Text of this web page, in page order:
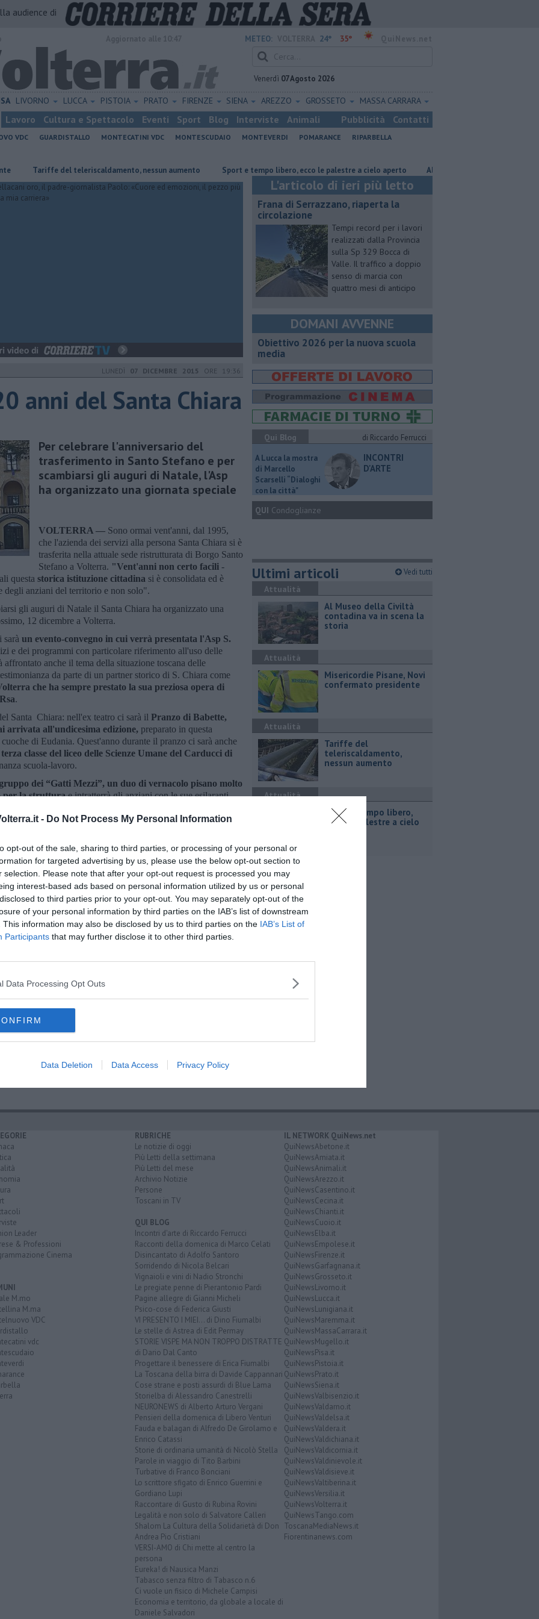
- Do Not Process My Personal Information
opt-out of the sale, sharing to third parties, or processing of your personal or
for targeted advertising by us, please use the below opt-out section to
selection. Please note that after your opt-out request is processed you may
interest-based ads based on personal information utilized by us or personal
to third parties prior to your opt-out. You may separately opt-out of the
of your personal information by third parties on the IAB’s list of downstream
This information may also be disclosed by us to third parties on the IAB’s List of
Participants that may further disclose it to other third parties.
Data Processing Opt Outs
Data Deletion Data Access Privacy Policy
audience di
METEO: 24° 35°
Venerdì 07 Agosto 2026
LIVORNO LUCCA PISTOIA PRATO FIRENZE SIENA AREZZO GROSSETO MASSA CARRARA
Lavoro Cultura e Spettacolo Eventi Sport Blog Interviste Animali Pubblicità Contatti
VDC GUARDISTALLO MONTECATINI VDC MONTESCUDAIO MONTEVERDI POMARANCE
RIPARBELLA
Tariffe del teleriscaldamento, nessun aumento Sport e tempo libero, ecco le palestre a cielo aperto Al Museo della Civiltà contadina va in
LUNEDÌ 07 DICEMBRE 2015 ORE 19:36
anni del Santa Chiara
Per celebrare l'anniversario del
trasferimento in Santo Stefano e per
scambiarsi gli auguri di Natale, l'Asp
ha organizzato una giornata speciale
VOLTERRA — Sono ormai vent'anni, dal 1995,
che l'azienda dei servizi alla persona Santa Chiara si è
trasferita nella attuale sede ristrutturata di Borgo Santo
Stefano a Volterra. "Vent'anni non certo facili -
questa storica istituzione cittadina si è consolidata ed è
degli anziani del territorio e non solo".
gli auguri di Natale il Santa Chiara ha organizzato una
12 dicembre a Volterra.
sarà un evento-convegno in cui verrà presentata l'Asp S.
e dei programmi con particolare riferimento all'uso delle
affrontato anche il tema della situazione toscana delle
da parte di un partner storico di S. Chiara come
che ha sempre prestato la sua preziosa opera di
.
Santa Chiara: nell'ex teatro ci sarà il Pranzo di Babette,
arrivata all'undicesima edizione, preparato in questa
di Eudania. Quest'anno durante il pranzo ci sarà anche
classe del liceo delle Scienze Umane del Carducci di
scuola-lavoro.
dei “Gatti Mezzi”, un duo di vernacolo pisano molto
per la strutturae intratterrà gli anziani con le sue esilaranti
alcuni lavori artigianali fatti dagli anziani della residenza e
un'occasione per rinsaldare il legame tra il Santa
partecipazione.
iscriviti allaNewsletter QUInews - ToscanaMedia.
nella tua casella di posta.
dialetto
L'articolo di ieri più letto
Frana di Serrazzano, riaperta la
circolazione
Tempi record per i lavori
realizzati dalla Provincia
sulla Sp 329 Bocca di
Valle. Il traffico a doppio
senso di marcia con
quattro mesi di anticipo
DOMANI AVVENNE
Obiettivo 2026 per la nuova scuola
media
Qui Blog
di Riccardo Ferrucci
A Lucca la mostra
di Marcello
Scarselli “Dialoghi
con la città"
INCONTRI
D'ARTE
QUI Condoglianze
Ultimi articoli Vedi tutti
Attualità
Al Museo della Civiltà
contadina va in scena la
storia
Attualità
Misericordie Pisane, Novi
confermato presidente
Attualità
Tariffe del
teleriscaldamento,
nessun aumento
Attualità
Sport e tempo libero,
ecco le palestre a cielo
Leader
& Professioni
Cinema
M.mo
M.ma
VDC
vdc
RUBRICHE
Le notizie di oggi
Più Letti della settimana
Più Letti del mese
Archivio Notizie
Persone
Toscani in TV
QUI BLOG
Incontri d'arte di Riccardo Ferrucci
Racconti della domenica di Marco Celati
Disincantato di Adolfo Santoro
Sorridendo di Nicola Belcari
Vignaioli e vini di Nadio Stronchi
Le pregiate penne di Pierantonio Pardi
Pagine allegre di Gianni Micheli
Psico-cose di Federica Giusti
VI PRESENTO I MIEI... di Dino Fiumalbi
Le stelle di Astrea di Edit Permay
STORIE VISPE MA NON TROPPO DISTRATTE
di Dario Dal Canto
Progettare il benessere di Erica Fiumalbi
La Toscana della birra di Davide Cappannari
Cose strane e posti assurdi di Blue Lama
Storielba di Alessandro Canestrelli
NEURONEWS di Alberto Arturo Vergani
Pensieri della domenica di Libero Venturi
Fauda e balagan di Alfredo De Girolamo e
Enrico Catassi
Storie di ordinaria umanità di Nicolò Stella
Parole in viaggio di Tito Barbini
Turbative di Franco Bonciani
Lo scrittore sfigato di Enrico Guerrini e
Gordiano Lupi
Raccontare di Gusto di Rubina Rovini
Legalità e non solo di Salvatore Calleri
Shalom La Cultura della Solidarietà di Don
Andrea Pio Cristiani
VERSI-AMO di Chi mette al centro la
persona
Eureka! di Nausica Manzi
Tabasco senza filtro di Tabasco n.6
Ci vuole un fisico di Michele Campisi
Economia e territorio, da globale a locale di
Daniele Salvadori
IL NETWORK QuiNews.net
QuiNewsAbetone.it
QuiNewsAmiata.it
QuiNewsAnimali.it
QuiNewsArezzo.it
QuiNewsCasentino.it
QuiNewsCecina.it
QuiNewsChianti.it
QuiNewsCuoio.it
QuiNewsElba.it
QuiNewsEmpolese.it
QuiNewsFirenze.it
QuiNewsGarfagnana.it
QuiNewsGrosseto.it
QuiNewsLivorno.it
QuiNewsLucca.it
QuiNewsLunigiana.it
QuiNewsMaremma.it
QuiNewsMassaCarrara.it
QuiNewsMugello.it
QuiNewsPisa.it
QuiNewsPistoia.it
QuiNewsPrato.it
QuiNewsSiena.it
QuiNewsValbisenzio.it
QuiNewsValdarno.it
QuiNewsValdelsa.it
QuiNewsValdera.it
QuiNewsValdichiana.it
QuiNewsValdicornia.it
QuiNewsValdinievole.it
QuiNewsValdisieve.it
QuiNewsValtiberina.it
QuiNewsVersilia.it
QuiNewsVolterra.it
QuiNewsTango.com
ToscanaMediaNews.it
Fiorentinanews.com